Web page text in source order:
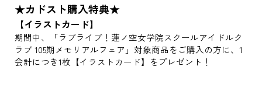
★カドスト購入特典★
【イラストカード】
期間中、「ラブライブ！蓮ノ空女学院スクールアイドルク
ラブ 105期メモリアルフェア」対象商品をご購入の方に、1
会計につき1枚【イラストカード】をプレゼント！